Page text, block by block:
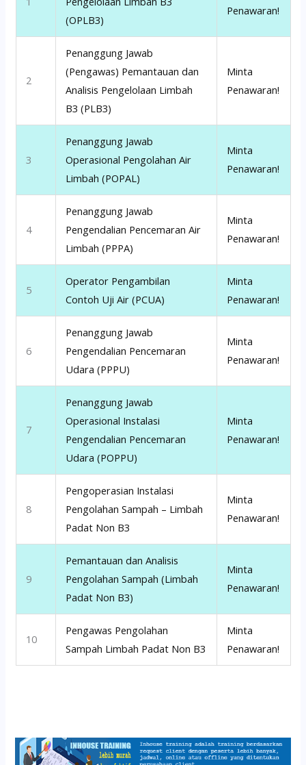
(OPLB3)
Penawaran!
2
Penanggung Jawab
(Pengawas) Pemantauan dan
Analisis Pengelolaan Limbah
B3 (PLB3)
Minta
Penawaran!
3
Penanggung Jawab
Operasional Pengolahan Air
Limbah (POPAL)
Minta
Penawaran!
4
Penanggung Jawab
Pengendalian Pencemaran Air
Limbah (PPPA)
Minta
Penawaran!
5
Operator Pengambilan
Contoh Uji Air (PCUA)
Minta
Penawaran!
6
Penanggung Jawab
Pengendalian Pencemaran
Udara (PPPU)
Minta
Penawaran!
7
Penanggung Jawab
Operasional Instalasi
Pengendalian Pencemaran
Udara (POPPU)
Minta
Penawaran!
8
Pengoperasian Instalasi
Pengolahan Sampah – Limbah
Padat Non B3
Minta
Penawaran!
9
Pemantauan dan Analisis
Pengolahan Sampah (Limbah
Padat Non B3)
Minta
Penawaran!
10
Pengawas Pengolahan
Sampah Limbah Padat Non B3
Minta
Penawaran!